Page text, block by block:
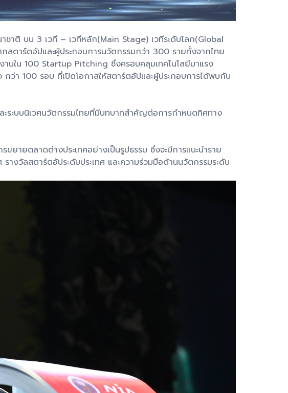
ชาติ บน 3 เวที – เวทีหลัก(Main Stage) เวทีระดับโลก(Global
สตาร์ตอัปและผู้ประกอบการนวัตกรรมกว่า 300 รายทั้งจากไทย
านใน 100 Startup Pitching ซึ่งครอบคลุมเทคโนโลยีมาแรง
า 100 รอบ ที่เปิดโอกาสให้สตาร์ตอัปและผู้ประกอบการได้พบกับ
ะบบนิเวศนวัตกรรมไทยที่มีบทบาทสำคัญต่อการกำหนดทิศทาง
ายตลาดต่างประเทศอย่างเป็นรูปธรรม ซึ่งจะมีการแนะนำราย
งวัลสตาร์ตอัประดับประเทศ และความร่วมมือด้านนวัตกรรมระดับ